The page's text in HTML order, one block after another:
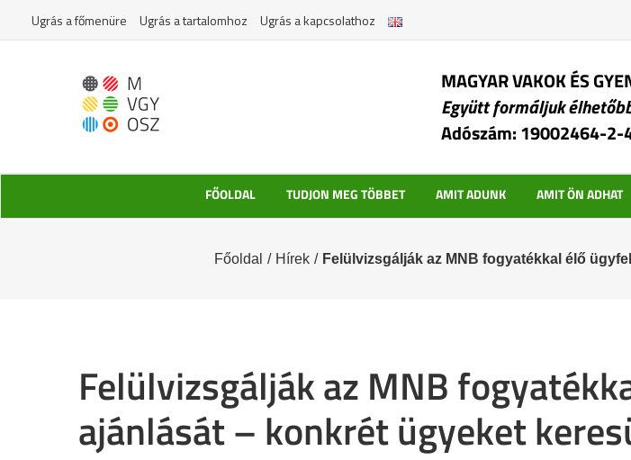
Ugrás a főmenüre Ugrás a tartalomhoz Ugrás a kapcsolathoz
MAGYAR VAKOK ÉS
Együtt formáljuk
Adószám: 19002464-2-
FŐOLDAL TUDJON MEG TÖBBET AMIT ADUNK AMIT ÖN ADHAT
Főoldal / Hírek / Felülvizsgálják az MNB fogyatékkal élő
Felülvizsgálják az MNB
ajánlását – konkrét ügyeket